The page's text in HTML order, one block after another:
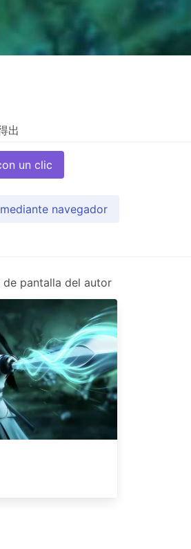
un clic
navegador
pantalla del autor